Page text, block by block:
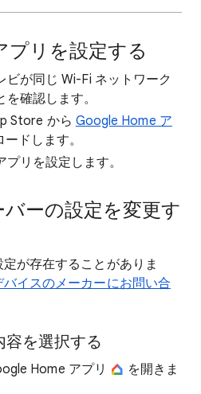
プリを設定する
ビが同じ Wi-Fi ネットワーク
確認します。
Store から Google Home ア
ドします。
リを設定します。
ーの設定を変更す
が存在することがありま
バイスのメーカーにお問い合
容を選択する
Home アプリ
を開きま